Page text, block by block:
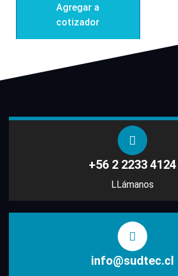
Agregar a
cotizador
+56 2 2233 4124
LLámanos
info@sudtec.cl